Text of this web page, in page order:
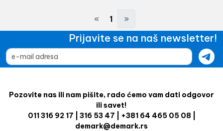
« 1 »
Prijavite se na naš newsletter!
Pozovite nas ili nam pišite, rado ćemo vam dati odgovor
ili savet!
011 316 92 17 | 316 53 47 | +381 64 465 05 08 |
demark@demark.rs